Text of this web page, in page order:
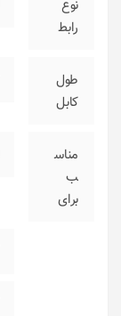
نوع
رابط
طول
کابل
مناس
ب
برای